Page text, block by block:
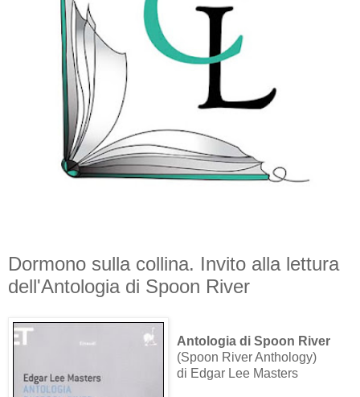
Dormono sulla collina. Invito alla lettura
dell'Antologia di Spoon River
Antologia di Spoon River
(Spoon River Anthology)
di Edgar Lee Masters